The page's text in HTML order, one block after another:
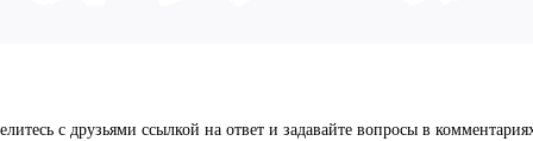
с друзьями ссылкой на ответ и задавайте вопросы в